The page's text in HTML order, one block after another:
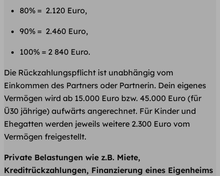
80% = 2.120 Euro,
90% = 2.460 Euro,
100% = 2 840 Euro.
Die Rückzahlungspflicht ist unabhängig vom
Einkommen des Partners oder Partnerin. Dein eigenes
Vermögen wird ab 15.000 Euro bzw. 45.000 Euro (für
Ü30 jährige) aufwärts angerechnet. Für Kinder und
Ehegatten werden jeweils weitere 2.300 Euro vom
Vermögen freigestellt.
Private Belastungen wie z.B. Miete,
Kreditrückzahlungen, Finanzierung eines Eigenheims